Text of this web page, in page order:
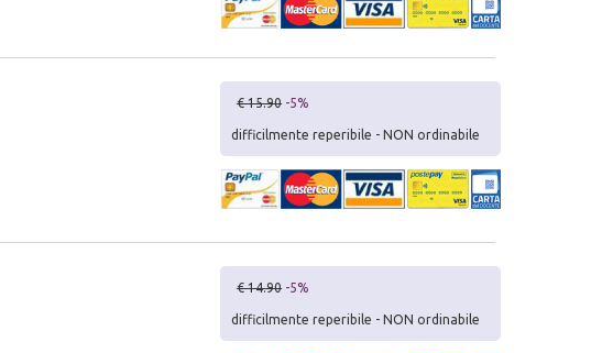
€ 15.90 -5%
difficilmente reperibile - NON ordinabile
€ 14.90 -5%
difficilmente reperibile - NON ordinabile